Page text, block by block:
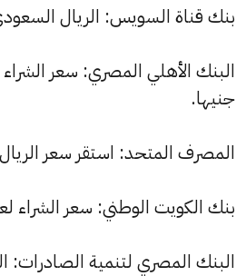
بنك قناة السويس: الريال السعودي يسجل 13.07 جنيها للشراء و
جنيها.
المصرف المتحد: استقر سعر الريال السعودي للشراء عند
بنك الكويت الوطني: سعر الشراء لعملة الريال السعودي
البنك المصري لتنمية الصادرات: الريال السعودي يسجل